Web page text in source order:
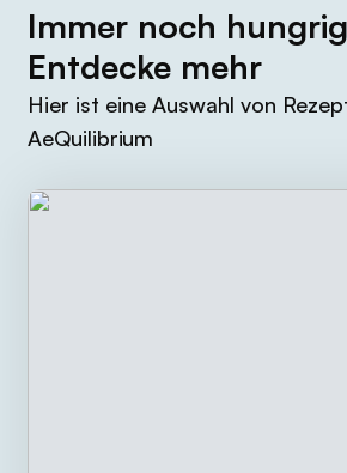
Immer noch
Entdecke mehr
Hier ist eine Auswahl von
AeQuilibrium